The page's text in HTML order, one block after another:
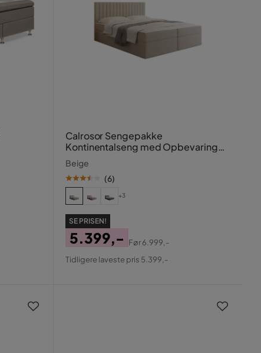
Calrosor Sengepakke
Kontinentalseng med Opbevaring
160x200 cm
Beige
(6)
+3
SE PRISEN!
Pris
5.399,-
Original
Før6.999,-
Tidligere laveste pris 5.399,-